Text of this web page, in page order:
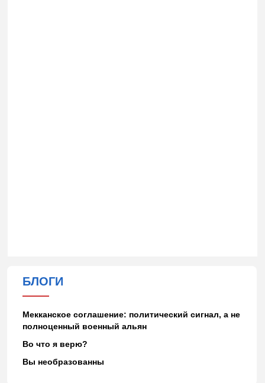
БЛОГИ
Мекканское соглашение: политический сигнал, а не
полноценный военный альян
Во что я верю?
Вы необразованны